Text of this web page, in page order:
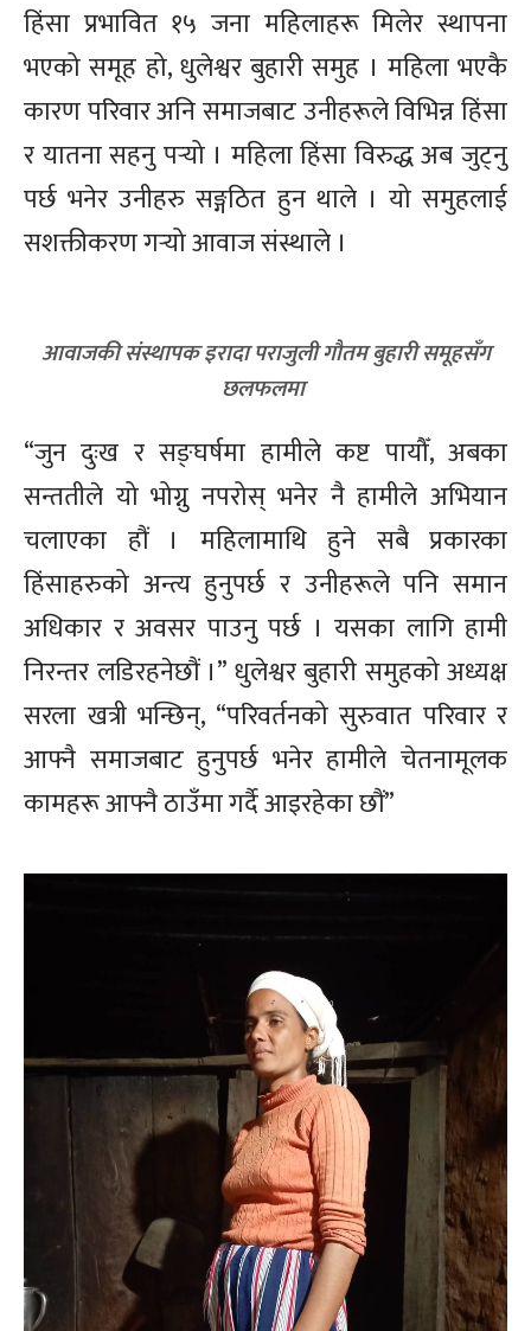
हिंसा प्रभावित १५ जना महिलाहरू मिलेर स्थापना
भएको समूह हो, धुलेश्वर बुहारी समुह । महिला भएकै
कारण परिवार अनि समाजबाट उनीहरूले विभिन्न हिंसा
र यातना सहनु पर्‍यो । महिला हिंसा विरुद्ध अब जुट्नु
पर्छ भनेर उनीहरु सङ्गठित हुन थाले । यो समुहलाई
सशक्तीकरण गर्‍यो आवाज संस्थाले ।
आवाजकी संस्थापक इरादा पराजुली गौतम बुहारी समूहसँग
छलफलमा
“जुन दुःख र सङ्घर्षमा हामीले कष्ट पायौँ, अबका
सन्ततीले यो भोग्नु नपरोस् भनेर नै हामीले अभियान
चलाएका हौं । महिलामाथि हुने सबै प्रकारका
हिंसाहरुको अन्त्य हुनुपर्छ र उनीहरूले पनि समान
अधिकार र अवसर पाउनु पर्छ । यसका लागि हामी
निरन्तर लडिरहनेछौं ।” धुलेश्वर बुहारी समुहको अध्यक्ष
सरला खत्री भन्छिन्, “परिवर्तनको सुरुवात परिवार र
आफ्नै समाजबाट हुनुपर्छ भनेर हामीले चेतनामूलक
कामहरू आफ्नै ठाउँमा गर्दै आइरहेका छौं”